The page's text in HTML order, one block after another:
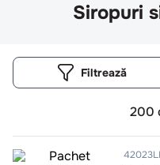
chifle
7.
ceafa
Siropuri
Filtrează
200